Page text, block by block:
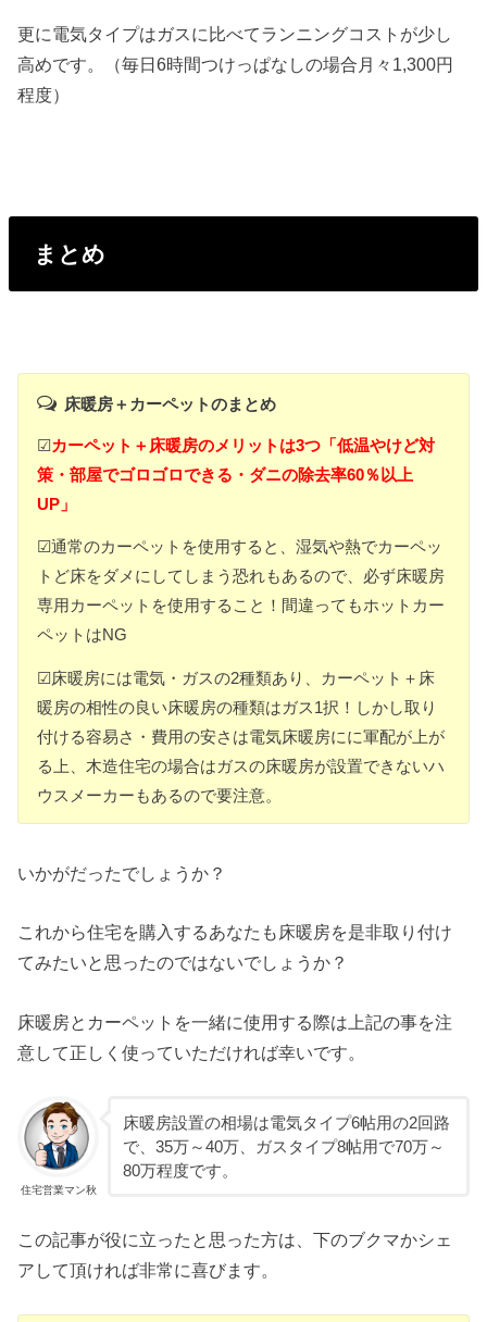
更に電気タイプはガスに比べてランニングコストが少し
高めです。（毎日6時間つけっぱなしの場合月々1,300円
程度）
まとめ
床暖房＋カーペットのまとめ
☑カーペット＋床暖房のメリットは3つ「低温やけど対
策・部屋でゴロゴロできる・ダニの除去率60％以上
UP」
☑通常のカーペットを使用すると、湿気や熱でカーペッ
トど床をダメにしてしまう恐れもあるので、必ず床暖房
専用カーペットを使用すること！間違ってもホットカー
ペットはNG
☑床暖房には電気・ガスの2種類あり、カーペット＋床
暖房の相性の良い床暖房の種類はガス1択！しかし取り
付ける容易さ・費用の安さは電気床暖房にに軍配が上が
る上、木造住宅の場合はガスの床暖房が設置できないハ
ウスメーカーもあるので要注意。
いかがだったでしょうか？
これから住宅を購入するあなたも床暖房を是非取り付け
てみたいと思ったのではないでしょうか？
床暖房とカーペットを一緒に使用する際は上記の事を注
意して正しく使っていただければ幸いです。
住宅営業マン秋
床暖房設置の相場は電気タイプ6帖用の2回路
で、35万～40万、ガスタイプ8帖用で70万～
80万程度です。
この記事が役に立ったと思った方は、下のブクマかシェ
アして頂ければ非常に喜びます。